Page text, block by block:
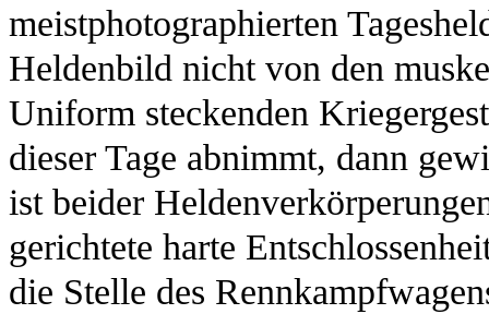
meistphotographierten
Heldenbild nicht von den
Uniform steckenden
dieser Tage abnimmt, dann
ist beider
gerichtete harte
die Stelle des